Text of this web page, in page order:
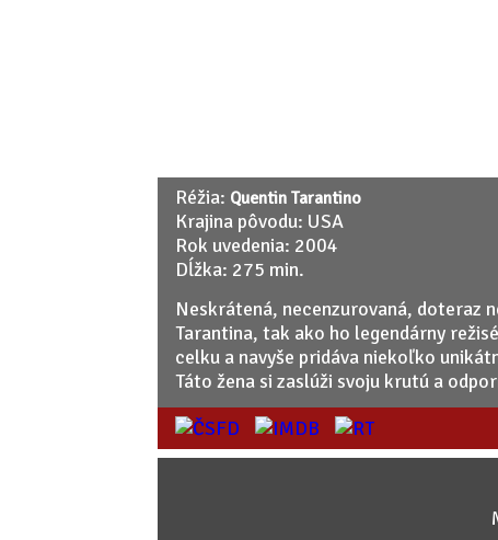
Réžia: Quentin Tarantino
Krajina pôvodu: USA
Rok uvedenia: 2004
Dĺžka: 275 min.
Neskrátená, necenzurovaná, doteraz
Tarantina, tak ako ho legendárny
celku a navyše pridáva niekoľko
Táto žena si zaslúži svoju krutú a